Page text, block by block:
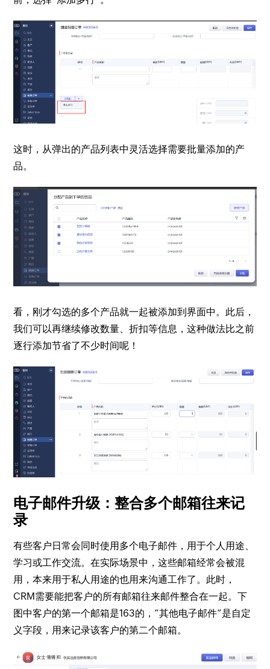
这时，从弹出的产品列表中灵活选择需要批量添加的产
品。
看，刚才勾选的多个产品就一起被添加到界面中。此后，
我们可以再继续修改数量、折扣等信息，这种做法比之前
逐行添加节省了不少时间呢！
电子邮件升级：整合多个邮箱往来记
录
有些客户日常会同时使用多个电子邮件，用于个人用途、
学习或工作交流。在实际场景中，这些邮箱经常会被混
用，本来用于私人用途的也用来沟通工作了。此时，
CRM需要能把客户的所有邮箱往来邮件整合在一起。下
图中客户的第一个邮箱是163的，“其他电子邮件”是自定
义字段，用来记录该客户的第二个邮箱。